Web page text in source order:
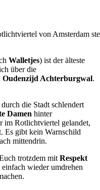
von Amsterdam
Walletjes) ist der älteste
über die
Oudenzijd Achterburgwal.
die Stadt schlendert
Damen hinter
im Rotlichtviertel gelandet,
Es gibt kein Warnschild
mittendrin.
trotzdem mit Respekt
wieder umdrehen